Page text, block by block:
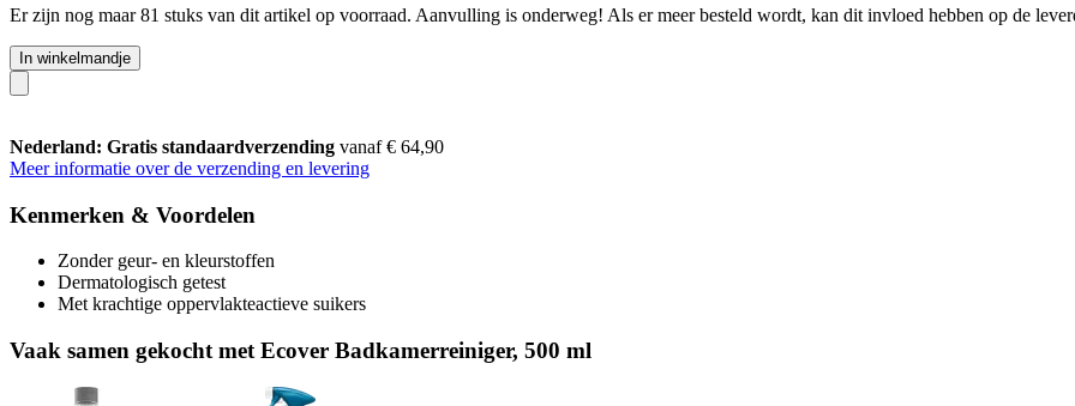
Er zijn nog maar 81 stuks van dit artikel op voorraad. Aanvulling is onderweg! Als er meer besteld wordt, kan dit invloed hebben op de
In winkelmandje
Nederland: Gratis standaardverzending vanaf € 64,90
Meer informatie over de verzending en levering
Kenmerken & Voordelen
Zonder geur- en kleurstoffen
Dermatologisch getest
Met krachtige oppervlakteactieve suikers
Vaak samen gekocht met Ecover Badkamerreiniger, 500 ml